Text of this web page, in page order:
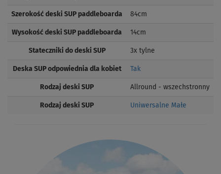
Szerokość deski SUP paddleboarda 84cm
Wysokość deski SUP paddleboarda 14cm
Stateczniki do deski SUP 3x tylne
Deska SUP odpowiednia dla kobiet Tak
Rodzaj deski SUP Allround - wszechstronny
Rodzaj deski SUP Uniwersalne Małe